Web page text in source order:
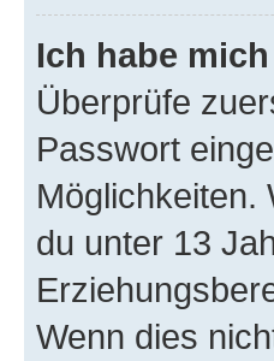
Ich habe
Überprüfe
Passwort
Möglichkeiten.
du unter 13
Wenn dies